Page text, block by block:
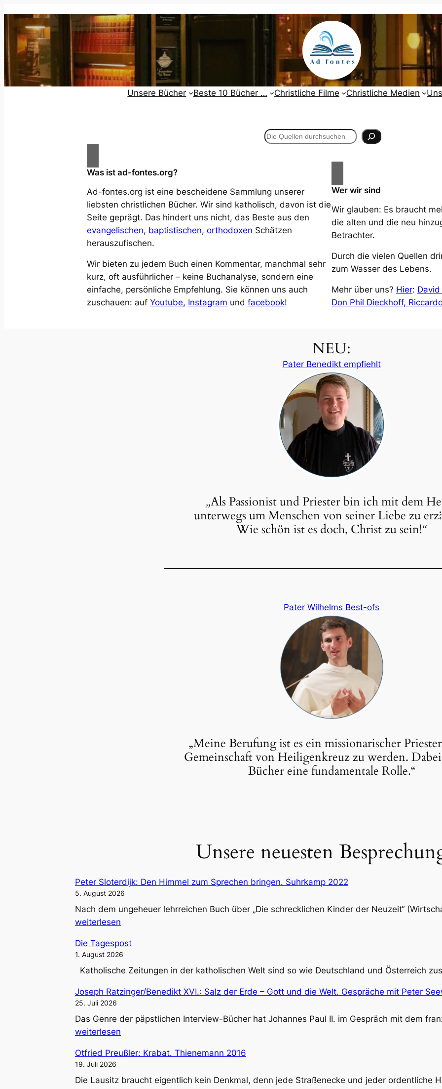
springen
Unsere Bücher Beste 10 Bücher … Christliche Filme Christliche Medien
Was ist ad-fontes.org?
Ad-fontes.org ist eine bescheidene Sammlung unserer
liebsten christlichen Bücher. Wir sind katholisch, davon ist die
Seite geprägt. Das hindert uns nicht, das Beste aus den
evangelischen, baptistischen, orthodoxen Schätzen
herauszufischen.
Wir bieten zu jedem Buch einen Kommentar, manchmal sehr
kurz, oft ausführlicher – keine Buchanalyse, sondern eine
einfache, persönliche Empfehlung. Sie können uns auch
zuschauen: auf Youtube, Instagram und facebook!
Wer wir sind
Wir glauben: Es braucht
die alten und die neu
Betrachter.
Durch die vielen Quellen
zum Wasser des Lebens.
Mehr über uns? Hier:
Don Phil Dieckhoff,
NEU:
Pater Benedikt empfiehlt
„Als Passionist und Priester bin ich mit dem
unterwegs um Menschen von seiner Liebe zu
Wie schön ist es doch, Christ zu sein!“
Pater Wilhelms Best-ofs
„Meine Berufung ist es ein missionarischer
Gemeinschaft von Heiligenkreuz zu werden.
Bücher eine fundamentale Rolle.“
Unsere neuesten
Peter Sloterdijk: Den Himmel zum Sprechen bringen. Suhrkamp 2022
5. August 2026
Nach dem ungeheuer lehrreichen Buch über „Die schrecklichen Kinder der Neuzeit“
weiterlesen
Die Tagespost
1. August 2026
Katholische Zeitungen in der katholischen Welt sind so wie Deutschland und Österreich
Joseph Ratzinger/Benedikt XVI.: Salz der Erde – Gott und die Welt. Gespräche mit Peter
25. Juli 2026
Das Genre der päpstlichen Interview-Bücher hat Johannes Paul II. im Gespräch mit dem
weiterlesen
Otfried Preußler: Krabat. Thienemann 2016
19. Juli 2026
Die Lausitz braucht eigentlich kein Denkmal, denn jede Straßenecke und jeder ordentliche